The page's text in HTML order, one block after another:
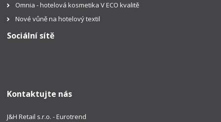
Omnia - hotelová kosmetika V ECO kvalitě
Nové vůně na hotelový textil
Sociální sítě
Kontaktujte nás
J&H Retail s.r.o. - Eurotrend